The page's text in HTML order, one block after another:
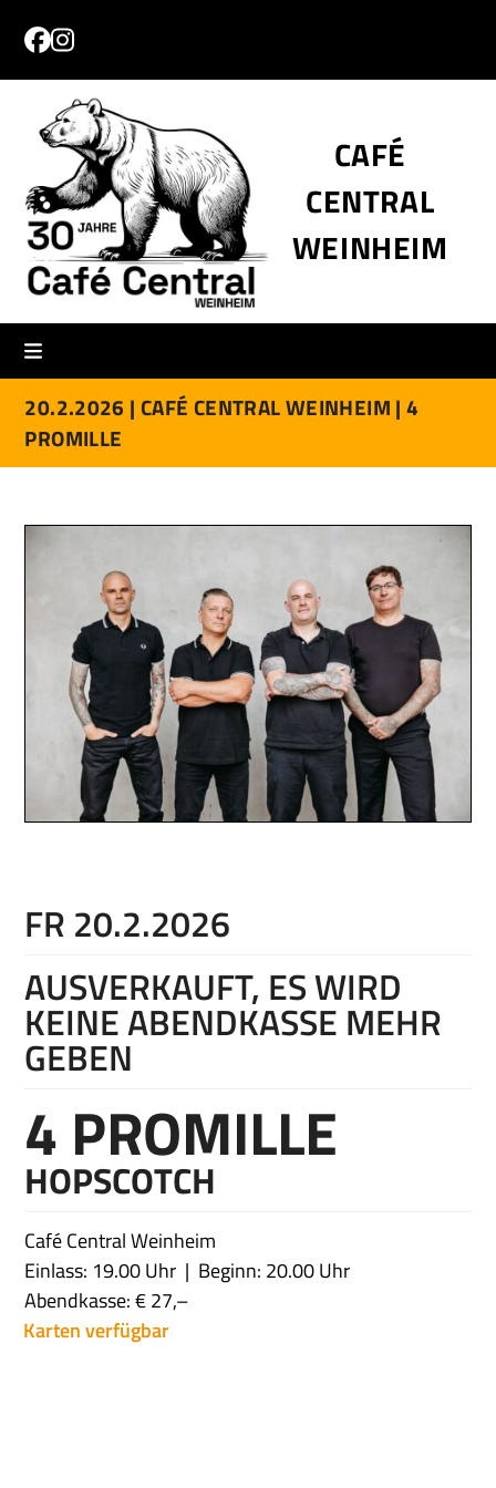
content
Facebook
Instagram
CAFÉ
CENTRAL
WEINHEIM
20.2.2026 | CAFÉ CENTRAL WEINHEIM |4
PROMILLE
FR 20.2.2026
AUSVERKAUFT, ES WIRD
KEINE ABENDKASSE MEHR
GEBEN
4 PROMILLE
HOPSCOTCH
Café Central Weinheim
Einlass: 19.00 Uhr
Beginn: 20.00 Uhr
Abendkasse: € 27,–
Karten verfügbar